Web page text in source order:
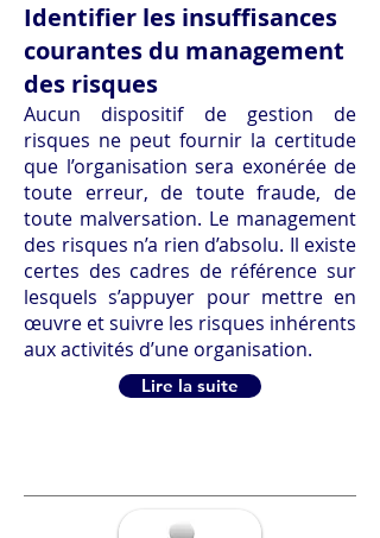
Identifier les insuffisances
courantes du management
des risques
Aucun dispositif de gestion de
risques ne peut fournir la certitude
que l’organisation sera exonérée de
toute erreur, de toute fraude, de
toute malversation. Le management
des risques n’a rien d’absolu. Il existe
certes des cadres de référence sur
lesquels s’appuyer pour mettre en
œuvre et suivre les risques inhérents
aux activités d’une organisation.
Lire la suite